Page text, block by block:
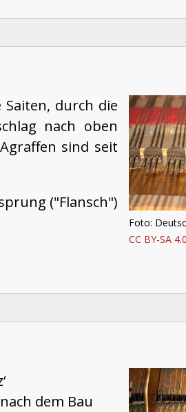
Foto:
CC BY-SA 4.0
durch die
nach oben
sind seit
("Flansch")
dem Bau